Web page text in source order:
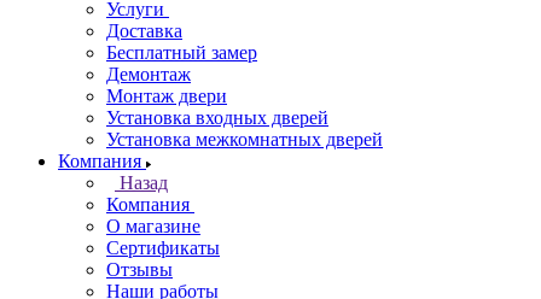
Услуги
Доставка
Бесплатный замер
Демонтаж
Монтаж двери
Установка входных дверей
Установка межкомнатных дверей
Компания
Назад
Компания
О магазине
Сертификаты
Отзывы
Наши работы